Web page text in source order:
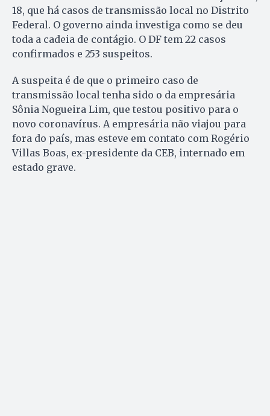
18, que há casos de transmissão local no Distrito
Federal. O governo ainda investiga como se deu
toda a cadeia de contágio. O DF tem 22 casos
confirmados e 253 suspeitos.
A suspeita é de que o primeiro caso de
transmissão local tenha sido o da empresária
Sônia Nogueira Lim, que testou positivo para o
novo coronavírus. A empresária não viajou para
fora do país, mas esteve em contato com Rogério
Villas Boas, ex-presidente da CEB, internado em
estado grave.